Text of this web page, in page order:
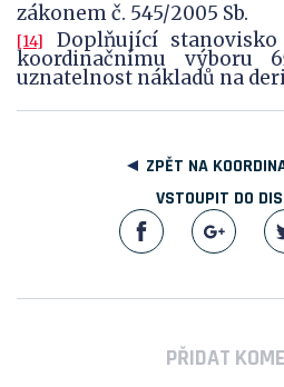
zákonem č. 545/2005 Sb.
[14] Doplňující
koordinačnímu výboru
uznatelnost nákladů na
ZPĚT NA
VSTOUPIT DO
PŘIDAT